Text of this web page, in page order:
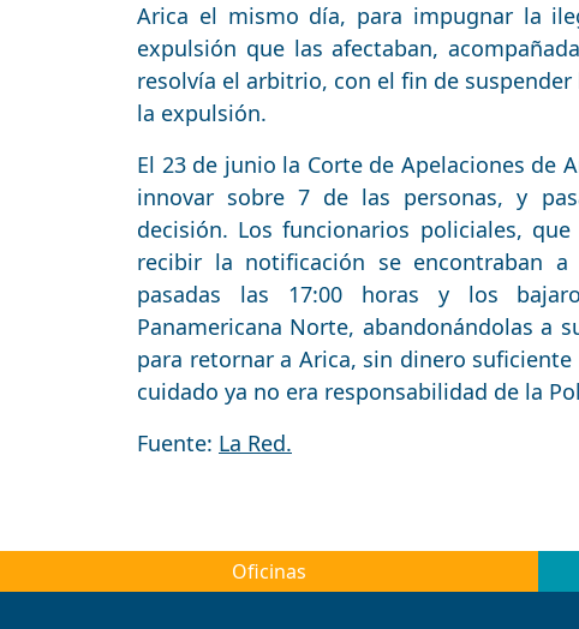
Arica el mismo día, para impugnar la
expulsión que las afectaban,
resolvía el arbitrio, con el fin de
la expulsión.
El 23 de junio la Corte de Apelaciones de
innovar sobre 7 de las personas, y
decisión. Los funcionarios policiales,
recibir la notificación se encontraban
pasadas las 17:00 horas y los
Panamericana Norte, abandonándolas a
para retornar a Arica, sin dinero
cuidado ya no era responsabilidad de la
Fuente: La Red.
Oficinas